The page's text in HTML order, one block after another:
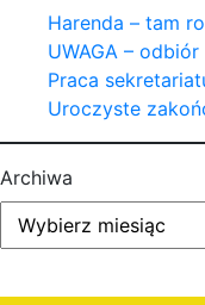
Harenda – tam
UWAGA –
Praca
Uroczyste
Archiwa